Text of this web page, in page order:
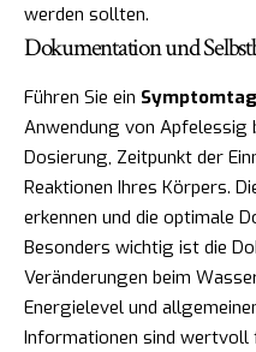
werden sollten.
Dokumentation und
Führen Sie ein
Anwendung von Apfelessig
Dosierung, Zeitpunkt der
Reaktionen Ihres Körpers.
erkennen und die optimale
Besonders wichtig ist die
Veränderungen beim
Energielevel und
Informationen sind wertvoll